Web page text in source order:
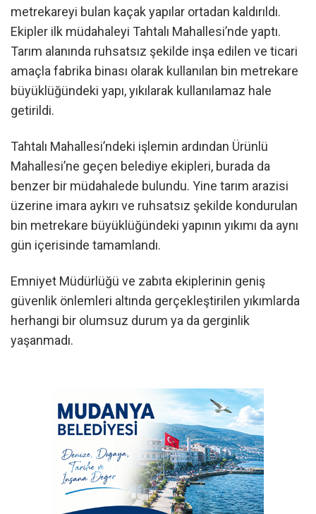
metrekareyi bulan kaçak yapılar ortadan kaldırıldı.
Ekipler ilk müdahaleyi Tahtalı Mahallesi’nde yaptı.
Tarım alanında ruhsatsız şekilde inşa edilen ve ticari
amaçla fabrika binası olarak kullanılan bin metrekare
büyüklüğündeki yapı, yıkılarak kullanılamaz hale
getirildi.
Tahtalı Mahallesi’ndeki işlemin ardından Ürünlü
Mahallesi’ne geçen belediye ekipleri, burada da
benzer bir müdahalede bulundu. Yine tarım arazisi
üzerine imara aykırı ve ruhsatsız şekilde kondurulan
bin metrekare büyüklüğündeki yapının yıkımı da aynı
gün içerisinde tamamlandı.
Emniyet Müdürlüğü ve zabıta ekiplerinin geniş
güvenlik önlemleri altında gerçekleştirilen yıkımlarda
herhangi bir olumsuz durum ya da gerginlik
yaşanmadı.